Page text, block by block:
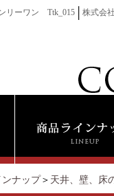
リーワン Ttk_015 株式会
ナップ ＞ 天井、壁、床